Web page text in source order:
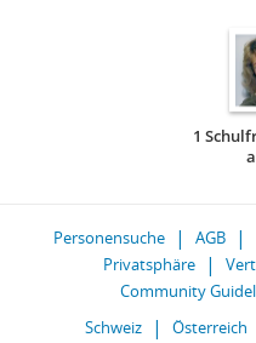
1
Personensuche AGB
Privatsphäre
Community
Schweiz
Österreich